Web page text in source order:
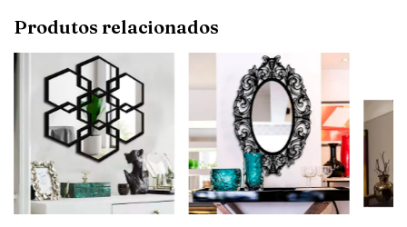
Produtos relacionados